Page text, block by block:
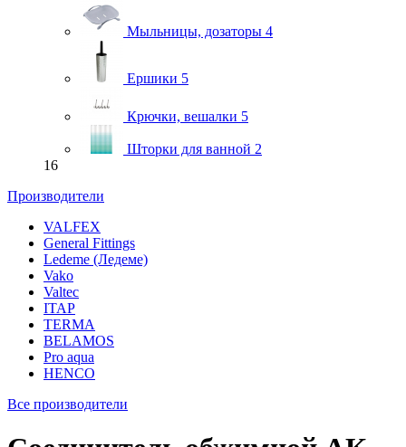
Мыльницы, дозаторы 4
Ершики 5
Крючки, вешалки 5
Шторки для ванной 2
16
Производители
VALFEX
General Fittings
Ledeme (Ледеме)
Vako
Valtec
ITAP
TERMA
BELAMOS
Pro aqua
HENCO
Все производители